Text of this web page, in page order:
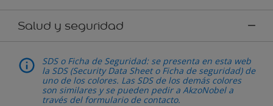
Salud y seguridad
SDS o Ficha de Seguridad: se presenta en esta web
la SDS (Security Data Sheet o Ficha de seguridad) de
uno de los colores. Las SDS de los demás colores
son similares y se pueden pedir a AkzoNobel a
través del formulario de contacto.